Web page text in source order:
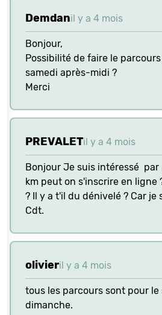
Demdanil y a 4 mois
Bonjour,
Possibilité de faire le
samedi après-midi ?
Merci
PREVALETil y a 4 mois
Bonjour Je suis intéressé par
km peut on s'inscrire en ligne
? Il y a t'il du dénivelé ? Car je
Cdt.
olivieril y a 4 mois
tous les parcours sont pour le
dimanche.